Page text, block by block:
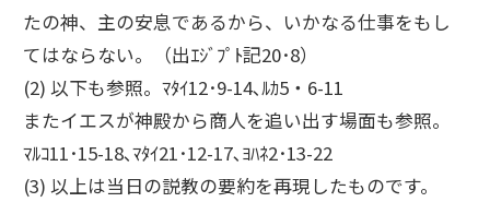
たの神、主の安息であるから、いかなる仕事をもし
てはならない。（出ｴｼﾞﾌﾟﾄ記20･8）
(2) 以下も参照。ﾏﾀｲ12･9-14､ﾙｶ5・6-11
またイエスが神殿から商人を追い出す場面も参照。
ﾏﾙｺ11･15-18､ﾏﾀｲ21･12-17､ﾖﾊﾈ2･13-22
(3) 以上は当日の説教の要約を再現したものです。